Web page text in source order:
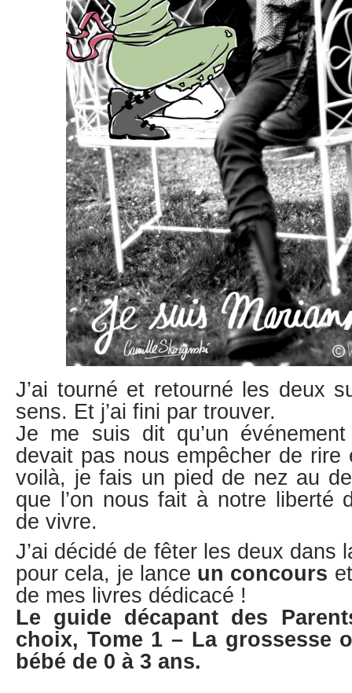
J’ai tourné et retourné les deux
sens. Et j’ai fini par trouver.
Je me suis dit qu’un
devait pas nous empêcher de rire
voilà, je fais un pied de nez au
que l’on nous fait à notre liberté
de vivre.
J’ai décidé de fêter les deux dans
pour cela, je lance un concours
de mes livres dédicacé !
Le guide décapant des
choix, Tome 1 – La grossesse
bébé de 0 à 3 ans.